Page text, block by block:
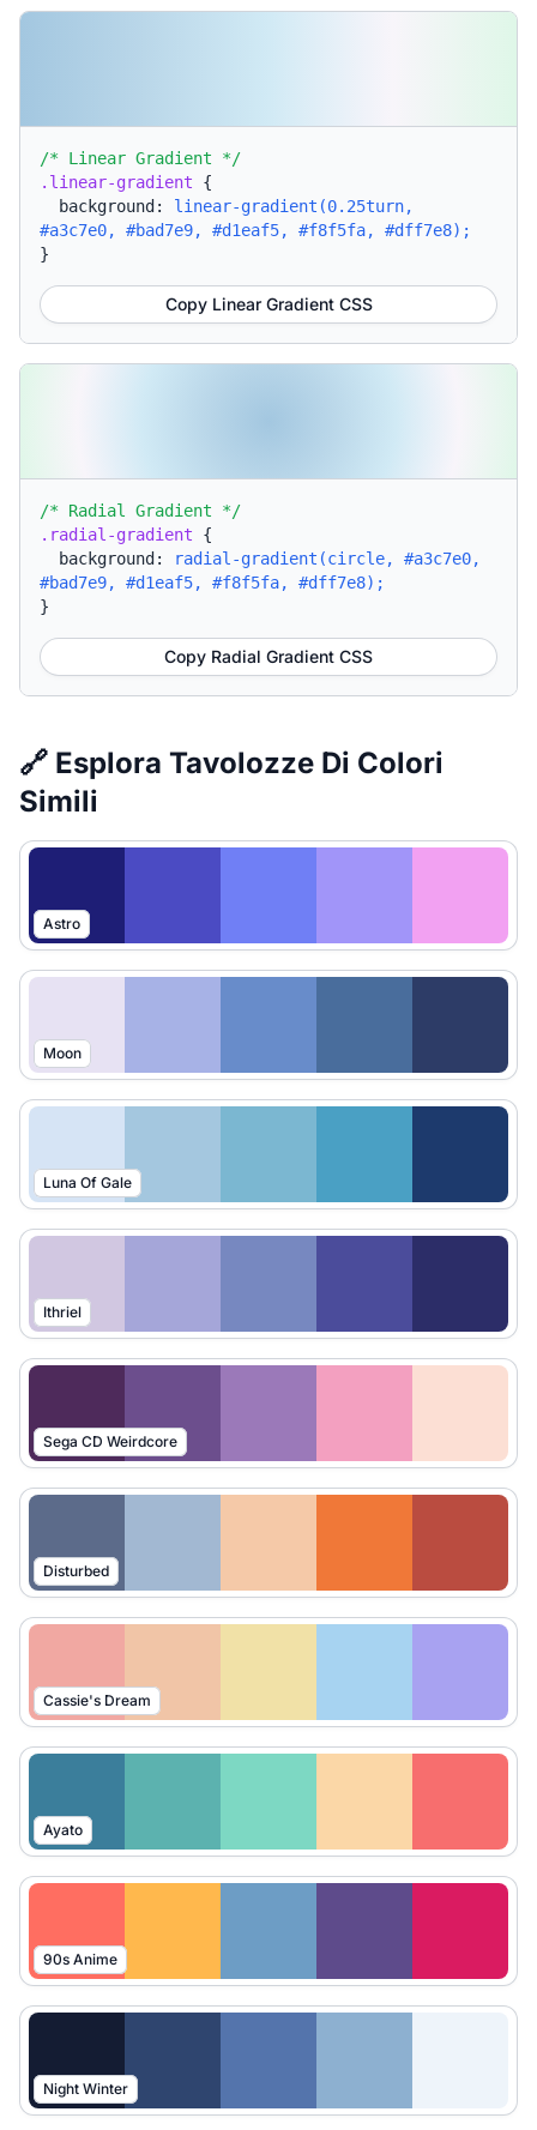
/* Linear Gradient */
.linear-gradient {
background: linear-gradient(0.25turn,
#a3c7e0, #bad7e9, #d1eaf5, #f8f5fa, #dff7e8);
}
Copy Linear Gradient CSS
/* Radial Gradient */
.radial-gradient {
background:
radial-gradient(circle, #a3c7e0,
#bad7e9, #d1eaf5, #f8f5fa, #dff7e8);
}
Copy Radial Gradient CSS
🔗 Esplora Tavolozze Di Colori
Simili
Astro
Moon
Luna Of Gale
Ithriel
Sega CD Weirdcore
Disturbed
Cassie's Dream
Ayato
90s Anime
Night Winter